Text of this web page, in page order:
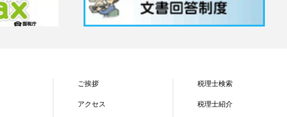
ご挨拶
アクセス
税理士検索
税理士紹介